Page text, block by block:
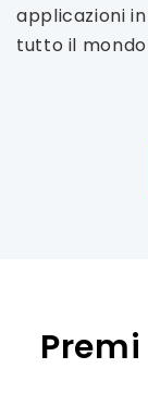
applicazioni
tutto il